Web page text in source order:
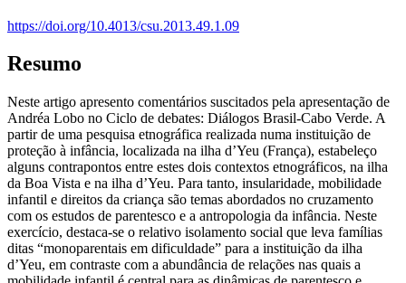
https://doi.org/10.4013/csu.2013.49.1.09
Resumo
Neste artigo apresento comentários suscitados pela apresentação de
Andréa Lobo no Ciclo de debates: Diálogos Brasil-Cabo Verde. A
partir de uma pesquisa etnográfica realizada numa instituição de
proteção à infância, localizada na ilha d’Yeu (França), estabeleço
alguns contrapontos entre estes dois contextos etnográficos, na ilha
da Boa Vista e na ilha d’Yeu. Para tanto, insularidade, mobilidade
infantil e direitos da criança são temas abordados no cruzamento
com os estudos de parentesco e a antropologia da infância. Neste
exercício, destaca-se o relativo isolamento social que leva famílias
ditas “monoparentais em dificuldade” para a instituição da ilha
d’Yeu, em contraste com a abundância de relações nas quais a